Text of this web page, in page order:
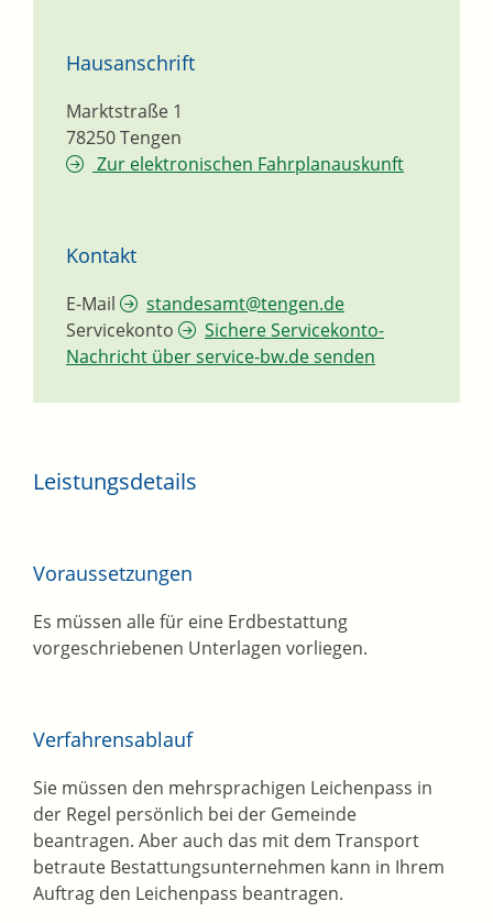
Hausanschrift
Marktstraße 1
78250Tengen
Zur elektronischen Fahrplanauskunft
Kontakt
E-Mail
standesamt@tengen.de
Servicekonto
Sichere Servicekonto-
Nachricht über service-bw.de senden
Leistungsdetails
Voraussetzungen
Es müssen alle für eine Erdbestattung
vorgeschriebenen Unterlagen vorliegen.
Verfahrensablauf
Sie müssen den mehrsprachigen Leichenpass in
der Regel persönlich bei der Gemeinde
beantragen. Aber auch das mit dem Transport
betraute Bestattungsunternehmen kann in Ihrem
Auftrag den Leichenpass beantragen.